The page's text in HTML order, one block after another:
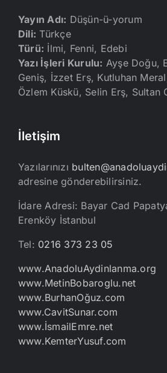
Yayın Adı: Düşün-ü-yorum
Dili: Türkçe
Türü: İlmi, Fenni, Edebi
Yazı İşleri Kurulu: Ayşe Doğu,
Geniş, İzzet Erş, Kutluhan
Özlem Küskü, Selin Erş, Sultan
İletişim
Yazılarınızı
adresine gönderebilirsiniz.
İdare Adresi: Bayar Cad
Erenköy İstanbul
Tel: 0216 373 23 05
www.AnadoluAydinlanma.org
www.MetinBobaroglu.net
www.BurhanOğuz.com
www.CavitSunar.com
www.İsmailEmre.net
www.KemterYusuf.com